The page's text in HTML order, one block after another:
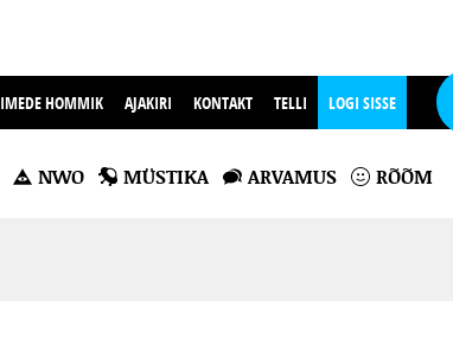
IMEDE HOMMIK AJAKIRI KONTAKT TELLI LOGI SISSE
NWO MÜSTIKA ARVAMUS RÕÕM